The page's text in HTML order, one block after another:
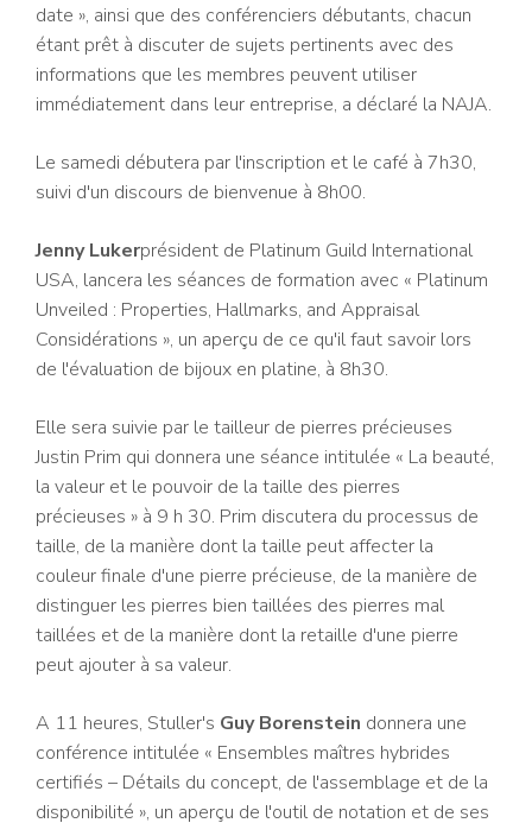
date », ainsi que des conférenciers débutants, chacun
étant prêt à discuter de sujets pertinents avec des
informations que les membres peuvent utiliser
immédiatement dans leur entreprise, a déclaré la NAJA.
Le samedi débutera par l'inscription et le café à 7h30,
suivi d'un discours de bienvenue à 8h00.
Jenny Lukerprésident de Platinum Guild International
USA, lancera les séances de formation avec « Platinum
Unveiled : Properties, Hallmarks, and Appraisal
Considérations », un aperçu de ce qu'il faut savoir lors
de l'évaluation de bijoux en platine, à 8h30.
Elle sera suivie par le tailleur de pierres précieuses
Justin Prim qui donnera une séance intitulée « La beauté,
la valeur et le pouvoir de la taille des pierres
précieuses » à 9 h 30. Prim discutera du processus de
taille, de la manière dont la taille peut affecter la
couleur finale d'une pierre précieuse, de la manière de
distinguer les pierres bien taillées des pierres mal
taillées et de la manière dont la retaille d'une pierre
peut ajouter à sa valeur.
A 11 heures, Stuller's Guy Borenstein donnera une
conférence intitulée « Ensembles maîtres hybrides
certifiés – Détails du concept, de l'assemblage et de la
disponibilité », un aperçu de l'outil de notation et de ses